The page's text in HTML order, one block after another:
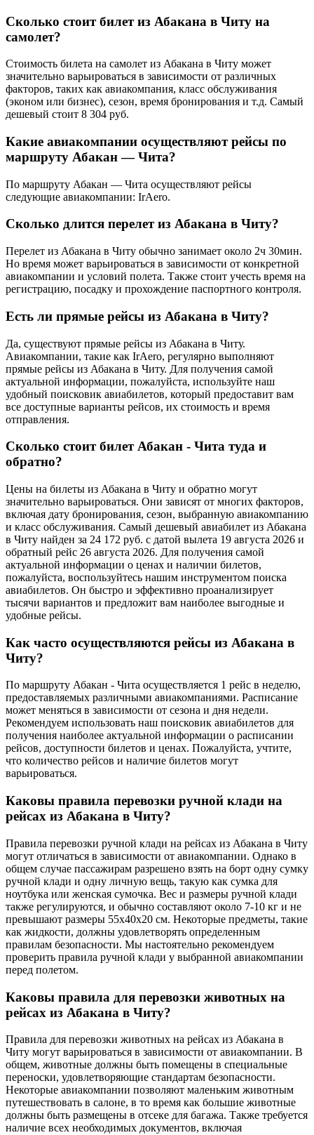
Сколько стоит билет из Абакана в Читу на
самолет?
Стоимость билета на самолет из Абакана в Читу может
значительно варьироваться в зависимости от различных
факторов, таких как авиакомпания, класс обслуживания
(эконом или бизнес), сезон, время бронирования и т.д. Самый
дешевый стоит 8 304 руб.
Какие авиакомпании осуществляют рейсы по
маршруту Абакан — Чита?
По маршруту Абакан — Чита осуществляют рейсы
следующие авиакомпании: IrAero.
Сколько длится перелет из Абакана в Читу?
Перелет из Абакана в Читу обычно занимает около 2ч 30мин.
Но время может варьироваться в зависимости от конкретной
авиакомпании и условий полета. Также стоит учесть время на
регистрацию, посадку и прохождение паспортного контроля.
Есть ли прямые рейсы из Абакана в Читу?
Да, существуют прямые рейсы из Абакана в Читу.
Авиакомпании, такие как IrAero, регулярно выполняют
прямые рейсы из Абакана в Читу. Для получения самой
актуальной информации, пожалуйста, используйте наш
удобный поисковик авиабилетов, который предоставит вам
все доступные варианты рейсов, их стоимость и время
отправления.
Сколько стоит билет Абакан - Чита туда и
обратно?
Цены на билеты из Абакана в Читу и обратно могут
значительно варьироваться. Они зависят от многих факторов,
включая дату бронирования, сезон, выбранную авиакомпанию
и класс обслуживания. Самый дешевый авиабилет из Абакана
в Читу найден за 24 172 руб. с датой вылета 19 августа 2026 и
обратный рейс 26 августа 2026. Для получения самой
актуальной информации о ценах и наличии билетов,
пожалуйста, воспользуйтесь нашим инструментом поиска
авиабилетов. Он быстро и эффективно проанализирует
тысячи вариантов и предложит вам наиболее выгодные и
удобные рейсы.
Как часто осуществляются рейсы из Абакана в
Читу?
По маршруту Абакан - Чита осуществляется 1 рейс в неделю,
предоставляемых различными авиакомпаниями. Расписание
может меняться в зависимости от сезона и дня недели.
Рекомендуем использовать наш поисковик авиабилетов для
получения наиболее актуальной информации о расписании
рейсов, доступности билетов и ценах. Пожалуйста, учтите,
что количество рейсов и наличие билетов могут
варьироваться.
Каковы правила перевозки ручной клади на
рейсах из Абакана в Читу?
Правила перевозки ручной клади на рейсах из Абакана в Читу
могут отличаться в зависимости от авиакомпании. Однако в
общем случае пассажирам разрешено взять на борт одну сумку
ручной клади и одну личную вещь, такую как сумка для
ноутбука или женская сумочка. Вес и размеры ручной клади
также регулируются, и обычно составляют около 7-10 кг и не
превышают размеры 55x40x20 см. Некоторые предметы, такие
как жидкости, должны удовлетворять определенным
правилам безопасности. Мы настоятельно рекомендуем
проверить правила ручной клади у выбранной авиакомпании
перед полетом.
Каковы правила для перевозки животных на
рейсах из Абакана в Читу?
Правила для перевозки животных на рейсах из Абакана в
Читу могут варьироваться в зависимости от авиакомпании. В
общем, животные должны быть помещены в специальные
переноски, удовлетворяющие стандартам безопасности.
Некоторые авиакомпании позволяют маленьким животным
путешествовать в салоне, в то время как большие животные
должны быть размещены в отсеке для багажа. Также требуется
наличие всех необходимых документов, включая